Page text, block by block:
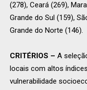
(278), Ceará (269),
Grande do Sul (159),
Grande do Norte (146).
CRITÉRIOS – A
locais com altos
vulnerabilidade